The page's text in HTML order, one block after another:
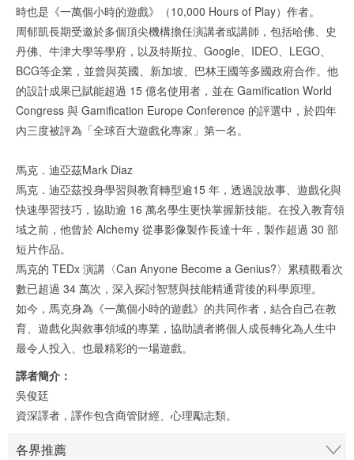
時也是《一萬個小時的遊戲》（10,000 Hours of Play）作者。
周郁凱長期受邀於多個頂尖機構擔任演講者或講師，包括哈佛、史
丹佛、牛津大學等學府，以及特斯拉、Google、IDEO、LEGO、
BCG等企業，並曾與英國、新加坡、巴林王國等多國政府合作。他
的設計成果已賦能超過 15 億名使用者，並在 Gamification World
Congress 與 Gamification Europe Conference 的評選中，於四年
內三度被評為「全球百大遊戲化專家」第一名。
馬克．迪亞茲Mark Diaz
馬克．迪亞茲投身學習與教育轉型逾15 年，透過說故事、遊戲化與
快速學習技巧，協助逾 16 萬名學生更快掌握新技能。在投入教育領
域之前，他曾於 Alchemy 從事影像製作長達十年，製作超過 30 部
短片作品。
馬克的 TEDx 演講〈Can Anyone Become a Genius?〉累積觀看次
數已超過 34 萬次，深入探討智慧與技能精通背後的科學原理。
如今，馬克身為《一萬個小時的遊戲》的共同作者，結合自己在教
育、遊戲化與敘事領域的專業，協助讀者將個人成長轉化為人生中
最令人投入、也最精彩的一場遊戲。
譯者簡介：
吳俊廷
資深譯者，譯作包含商管財經、心理勵志類。
各界推薦